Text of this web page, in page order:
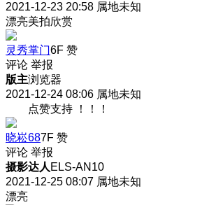
2021-12-23 20:58 属地未知
漂亮美拍欣赏
灵秀掌门6F 赞
评论 举报
版主浏览器
2021-12-24 08:06 属地未知
点赞支持 ！！！
晓崧687F 赞
评论 举报
摄影达人 ELS-AN10
2021-12-25 08:07 属地未知
漂亮